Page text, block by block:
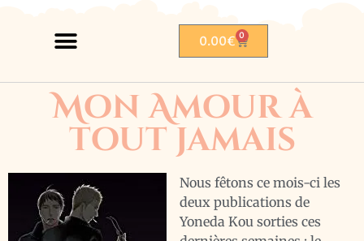
0.00€ 0
Mon Amour à
tout jamais
Nous fêtons ce mois-ci les
deux publications de
Yoneda Kou sorties ces